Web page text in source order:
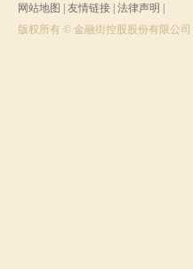
网站地图 友情链接 法律声明
版权所有 © 金融街控股股份有限公司